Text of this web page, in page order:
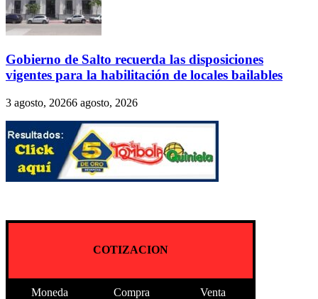
Gobierno de Salto recuerda las disposiciones
vigentes para la habilitación de locales bailables
3 agosto, 20266 agosto, 2026
COTIZACION
Moneda Compra Venta